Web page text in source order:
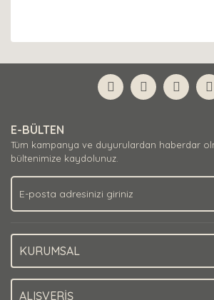
E-BÜLTEN
Tüm kampanya ve duyurulardan haberdar
bültenimize kaydolunuz.
KURUMSAL
ALIŞVERİŞ